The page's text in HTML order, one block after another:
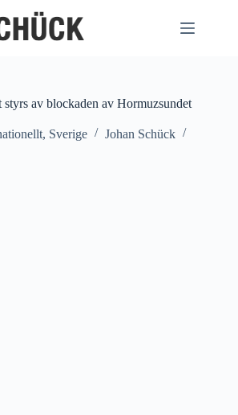
styrs av blockaden av Hormuzsundet
, Sverige
Johan Schück